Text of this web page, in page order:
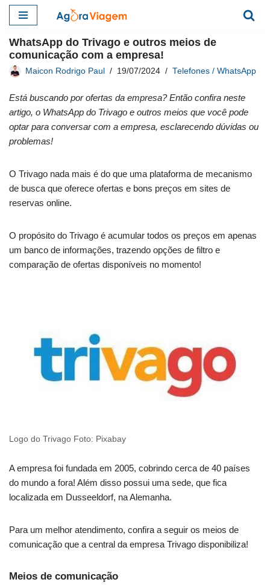
para
o
conteúdo
WhatsApp do Trivago e outros meios de
comunicação com a empresa!
Maicon Rodrigo Paul 19/07/2024 Telefones / WhatsApp
Está buscando por ofertas da empresa? Então confira neste
artigo, o WhatsApp do Trivago e outros meios que você pode
optar para conversar com a empresa, esclarecendo dúvidas ou
problemas!
O Trivago nada mais é do que uma plataforma de mecanismo
de busca que oferece ofertas e bons preços em sites de
reservas online.
O propósito do Trivago é acumular todos os preços em apenas
um banco de informações, trazendo opções de filtro e
comparação de ofertas disponíveis no momento!
Logo do Trivago Foto: Pixabay
A empresa foi fundada em 2005, cobrindo cerca de 40 países
do mundo a fora! Além disso possui uma sede, que fica
localizada em Dusseeldorf, na Alemanha.
Para um melhor atendimento, confira a seguir os meios de
comunicação que a central da empresa Trivago disponibiliza!
Meios de comunicação